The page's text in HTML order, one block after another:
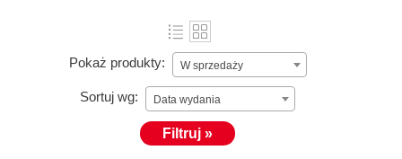
Pokaż produkty: W sprzedaży
Sortuj wg: Data wydania
Filtruj »